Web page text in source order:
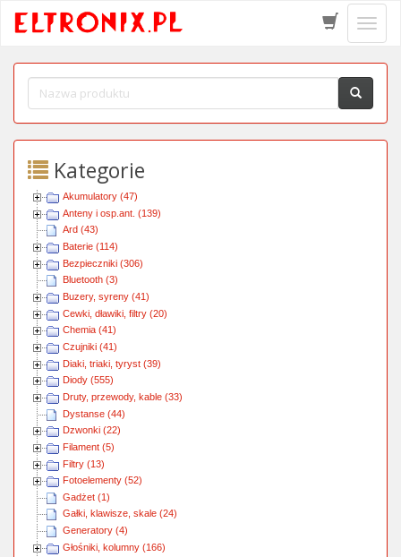
menu
Kategorie
Akumulatory (47)
Anteny i osp.ant. (139)
Ard (43)
Baterie (114)
Bezpieczniki (306)
Bluetooth (3)
Buzery, syreny (41)
Cewki, dławiki, filtry (20)
Chemia (41)
Czujniki (41)
Diaki, triaki, tyryst (39)
Diody (555)
Druty, przewody, kable (33)
Dystanse (44)
Dzwonki (22)
Filament (5)
Filtry (13)
Fotoelementy (52)
Gadżet (1)
Gałki, klawisze, skale (24)
Generatory (4)
Głośniki, kolumny (166)